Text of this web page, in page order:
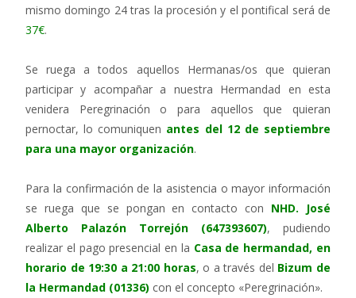
mismo domingo 24 tras la procesión y el pontifical será de
37€.
Se ruega a todos aquellos Hermanas/os que quieran
participar y acompañar a nuestra Hermandad en esta
venidera Peregrinación o para aquellos que quieran
pernoctar, lo comuniquen antes del 12 de septiembre
para una mayor organización.
Para la confirmación de la asistencia o mayor información
se ruega que se pongan en contacto con NHD. José
Alberto Palazón Torrejón (647393607), pudiendo
realizar el pago presencial en la Casa de hermandad, en
horario de 19:30 a 21:00 horas, o a través del Bizum de
la Hermandad (01336) con el concepto «Peregrinación».